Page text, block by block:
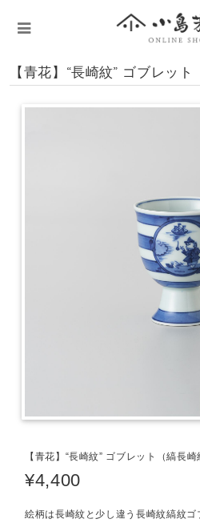
【青花】“長崎紋” ゴブレット
【青花】“長崎紋” ゴブレット（縞長崎
¥4,400
絵柄は長崎紋と少し違う長崎紋縞紋